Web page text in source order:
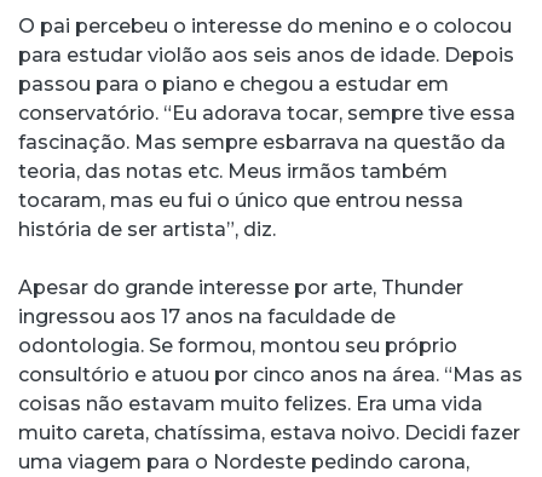
O pai percebeu o interesse do menino e o colocou
para estudar violão aos seis anos de idade. Depois
passou para o piano e chegou a estudar em
conservatório. “Eu adorava tocar, sempre tive essa
fascinação. Mas sempre esbarrava na questão da
teoria, das notas etc. Meus irmãos também
tocaram, mas eu fui o único que entrou nessa
história de ser artista”, diz.
Apesar do grande interesse por arte, Thunder
ingressou aos 17 anos na faculdade de
odontologia. Se formou, montou seu próprio
consultório e atuou por cinco anos na área. “Mas as
coisas não estavam muito felizes. Era uma vida
muito careta, chatíssima, estava noivo. Decidi fazer
uma viagem para o Nordeste pedindo carona,